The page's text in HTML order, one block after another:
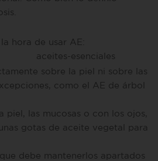
hora de usar AE:
sobre la piel ni sobre las
como el AE de árbol
piel, las mucosas o con los ojos,
gotas de aceite vegetal para
debe mantenerlos apartados